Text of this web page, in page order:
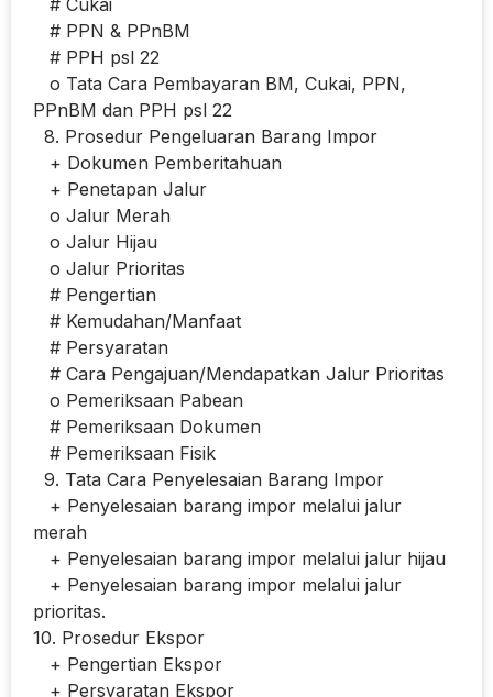
# Cukai
# PPN & PPnBM
# PPH psl 22
o Tata Cara Pembayaran BM, Cukai, PPN,
PPnBM dan PPH psl 22
8. Prosedur Pengeluaran Barang Impor
+ Dokumen Pemberitahuan
+ Penetapan Jalur
o Jalur Merah
o Jalur Hijau
o Jalur Prioritas
# Pengertian
# Kemudahan/Manfaat
# Persyaratan
# Cara Pengajuan/Mendapatkan Jalur Prioritas
o Pemeriksaan Pabean
# Pemeriksaan Dokumen
# Pemeriksaan Fisik
9. Tata Cara Penyelesaian Barang Impor
+ Penyelesaian barang impor melalui jalur
merah
+ Penyelesaian barang impor melalui jalur hijau
+ Penyelesaian barang impor melalui jalur
prioritas.
10. Prosedur Ekspor
+ Pengertian Ekspor
+ Persyaratan Ekspor